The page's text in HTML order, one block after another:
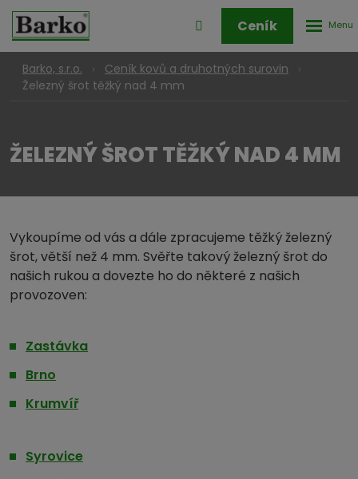
Přihlášení
klienstké
zóny
Ceník
Barko, s.r.o.
Ceník kovů a druhotných surovin
Železný šrot těžký nad 4 mm
ŽELEZNÝ ŠROT TĚŽKÝ NAD 4 MM
Vykoupíme od vás a dále zpracujeme těžký železný
šrot, větší než 4 mm. Svěřte takový železný šrot do
našich rukou a dovezte ho do některé z našich
provozoven:
Zastávka
Brno
Krumvíř
Syrovice